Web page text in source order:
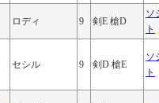
ロディ 9 剣E 槍D
ソ
ト
セシル 9 剣D 槍E
ソ
ト